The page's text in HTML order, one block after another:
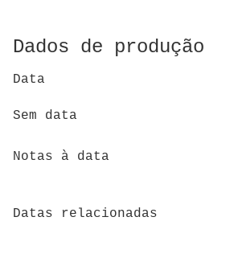
Dados de produção
Data
Sem data
Notas à data
Datas relacionadas